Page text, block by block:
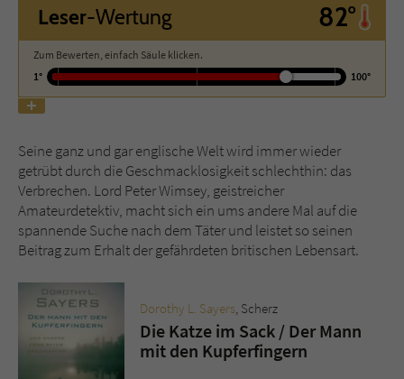
Leser-Wertung 82°
Zum Bewerten, einfach Säule klicken.
1°
100°
Seine ganz und gar englische Welt wird immer wieder
getrübt durch die Geschmacklosigkeit schlechthin: das
Verbrechen. Lord Peter Wimsey, geistreicher
Amateurdetektiv, macht sich ein ums andere Mal auf die
spannende Suche nach dem Täter und leistet so seinen
Beitrag zum Erhalt der gefährdeten britischen Lebensart.
Dorothy L. Sayers, Scherz
Die Katze im Sack / Der Mann
mit den Kupferfingern
Name tx_pwcomments_ahash
Anbieter Literatur-Couch Medien GmbH & Co. KG
Zweck Cookie für Kommentare einzelner Buchtitel
Name fe_typo_user
Laufzeit Session
Dieses Cookie gewährleistet die